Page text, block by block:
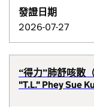
發證日期
2026-07-27
“得力”肺舒咳散
"T.L." Phey Sue